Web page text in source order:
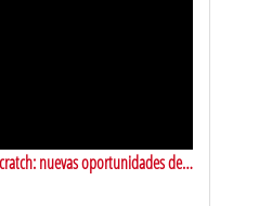
nuevas oportunidades de